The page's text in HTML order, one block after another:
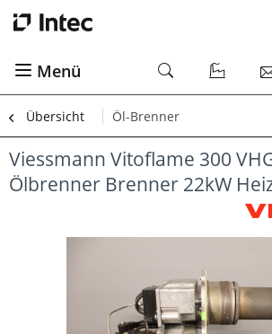
Menü
Übersicht Öl-Brenner
Viessmann Vitoflame 300
Ölbrenner Brenner 22kW